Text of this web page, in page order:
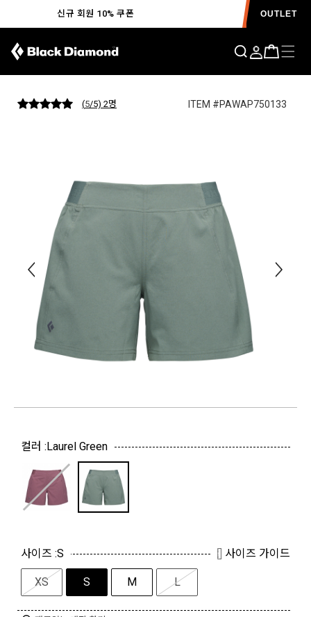
신규 회원 10% 쿠폰 OUTLET
시에라 숏 WOMENS F25
(5/5) 2명 ITEM #PAWAP750133
컬러 :Laurel Green
사이즈 :S 사이즈 가이드
XS S M L